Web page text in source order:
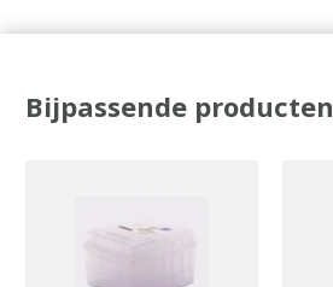
Bijpassende producten